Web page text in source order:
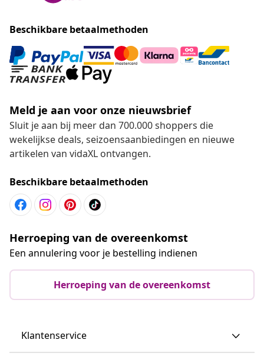
Beschikbare betaalmethoden
Meld je aan voor onze nieuwsbrief
Sluit je aan bij meer dan 700.000 shoppers die
wekelijkse deals, seizoensaanbiedingen en nieuwe
artikelen van vidaXL ontvangen.
Beschikbare betaalmethoden
Herroeping van de overeenkomst
Een annulering voor je bestelling indienen
Herroeping van de overeenkomst
Klantenservice